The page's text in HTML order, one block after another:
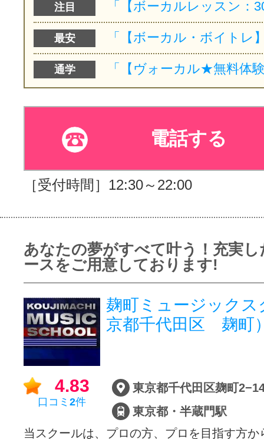
注目
最安
通学
電話する
［受付時間］12:30～22:00
あなたの夢がすべて叶う！充実し
ースをご用意しております!
麹町ミュージックス
京都千代田区 麹町
4.83
口コミ 2件
東京都千代田区麹町
東京都・半蔵門駅
当スクールは、プロの方、プロを目指す方か